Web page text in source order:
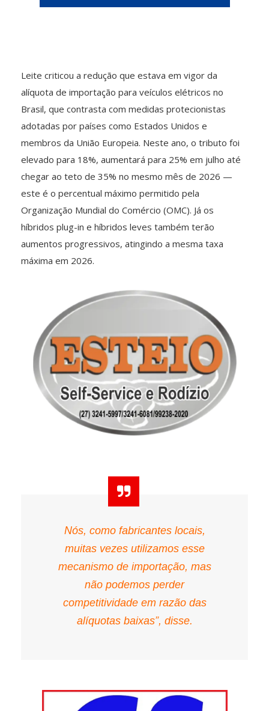
Leite criticou a redução que estava em vigor da
alíquota de importação para veículos elétricos no
Brasil, que contrasta com medidas protecionistas
adotadas por países como Estados Unidos e
membros da União Europeia. Neste ano, o tributo foi
elevado para 18%, aumentará para 25% em julho até
chegar ao teto de 35% no mesmo mês de 2026 —
este é o percentual máximo permitido pela
Organização Mundial do Comércio (OMC). Já os
híbridos plug-in e híbridos leves também terão
aumentos progressivos, atingindo a mesma taxa
máxima em 2026.
Nós, como fabricantes locais,
muitas vezes utilizamos esse
mecanismo de importação, mas
não podemos perder
competitividade em razão das
alíquotas baixas”, disse.